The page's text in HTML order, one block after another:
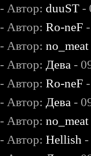
- Автор: duuST -
- Автор:Ro-neF
- Автор:no_meat
- Автор: Дева -
- Автор:Ro-neF
- Автор: Дева -
- Автор:no_meat
- Автор:Hellish